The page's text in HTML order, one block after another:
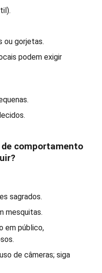
ou gorjetas.
podem exigir
comportamento
sagrados.
mesquitas.
em público,
de câmeras; siga